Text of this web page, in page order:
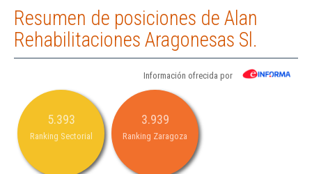
Resumen de posiciones de Alan
Rehabilitaciones Aragonesas Sl.
Información ofrecida por
5.393
Ranking Sectorial
3.939
Ranking Zaragoza